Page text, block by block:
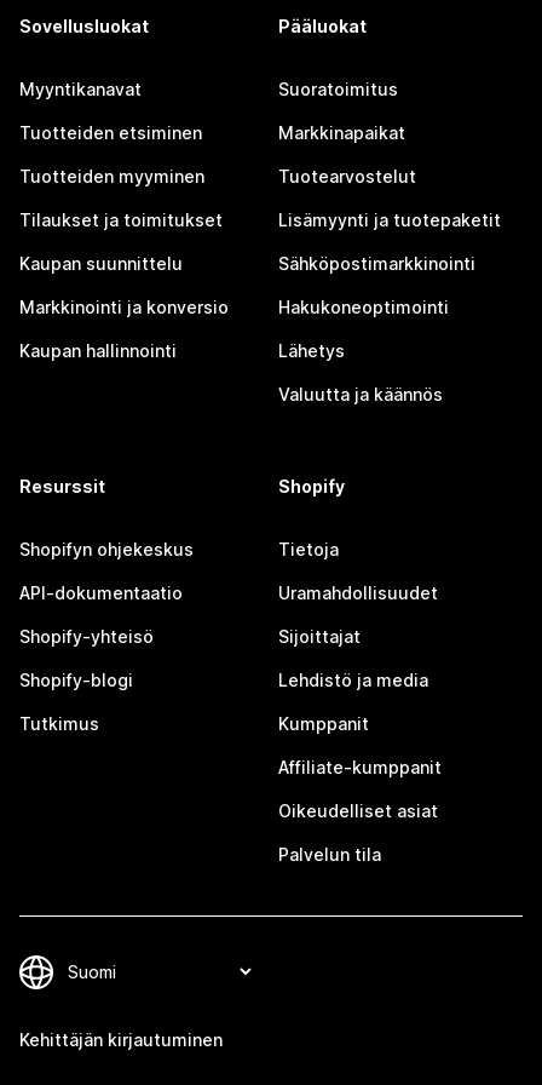
Sovellusluokat
Myyntikanavat
Tuotteiden etsiminen
Tuotteiden myyminen
Tilaukset ja toimitukset
Kaupan suunnittelu
Markkinointi ja konversio
Kaupan hallinnointi
Pääluokat
Suoratoimitus
Markkinapaikat
Tuotearvostelut
Lisämyynti ja tuotepaketit
Sähköpostimarkkinointi
Hakukoneoptimointi
Lähetys
Valuutta ja käännös
Resurssit
Shopifyn ohjekeskus
API-dokumentaatio
Shopify-yhteisö
Shopify-blogi
Tutkimus
Shopify
Tietoja
Uramahdollisuudet
Sijoittajat
Lehdistö ja media
Kumppanit
Affiliate-kumppanit
Oikeudelliset asiat
Palvelun tila
Kehittäjän kirjautuminen